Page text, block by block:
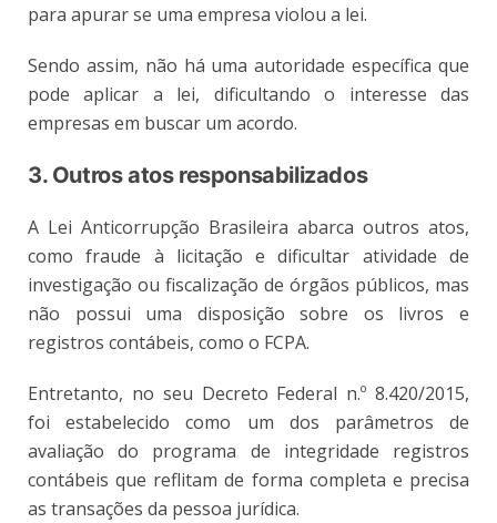
para apurar se uma empresa violou a lei.
Sendo assim, não há uma autoridade específica que
pode aplicar a lei, dificultando o interesse das
empresas em buscar um acordo.
3. Outros atos responsabilizados
A Lei Anticorrupção Brasileira abarca outros atos,
como fraude à licitação e dificultar atividade de
investigação ou fiscalização de órgãos públicos, mas
não possui uma disposição sobre os livros e
registros contábeis, como o FCPA.
Entretanto, no seu Decreto Federal n.º 8.420/2015,
foi estabelecido como um dos parâmetros de
avaliação do programa de integridade registros
contábeis que reflitam de forma completa e precisa
as transações da pessoa jurídica.